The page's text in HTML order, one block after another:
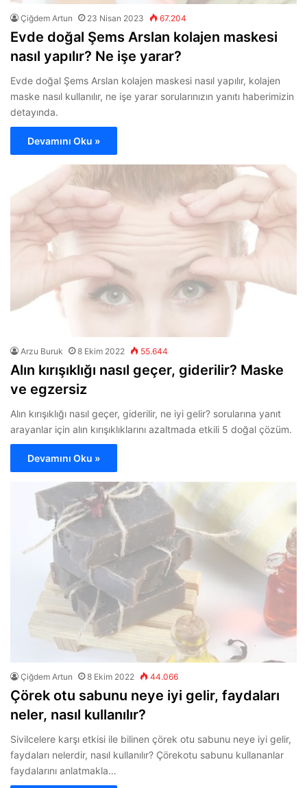
Çiğdem Artun 23 Nisan 2023 67.204
Evde doğal Şems Arslan kolajen maskesi
nasıl yapılır? Ne işe yarar?
Evde doğal Şems Arslan kolajen maskesi nasıl yapılır, kolajen
maske nasıl kullanılır, ne işe yarar sorularınızın yanıtı haberimizin
detayında.
Devamını Oku »
Arzu Buruk 8 Ekim 2022 55.644
Alın kırışıklığı nasıl geçer, giderilir? Maske
ve egzersiz
Alın kırışıklığı nasıl geçer, giderilir, ne iyi gelir? sorularına yanıt
arayanlar için alın kırışıklıklarını azaltmada etkili 5 doğal çözüm.
Devamını Oku »
Çiğdem Artun 8 Ekim 2022 44.066
Çörek otu sabunu neye iyi gelir, faydaları
neler, nasıl kullanılır?
Sivilcelere karşı etkisi ile bilinen çörek otu sabunu neye iyi gelir,
faydaları nelerdir, nasıl kullanılır? Çörekotu sabunu kullananlar
faydalarını anlatmakla…